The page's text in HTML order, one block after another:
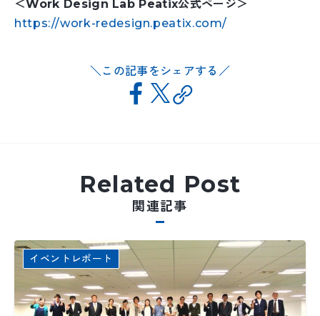
＜Work Design Lab Peatix公式ページ＞
https://work-redesign.peatix.com/
この記事をシェアする
Related Post
関連記事
イベントレポート